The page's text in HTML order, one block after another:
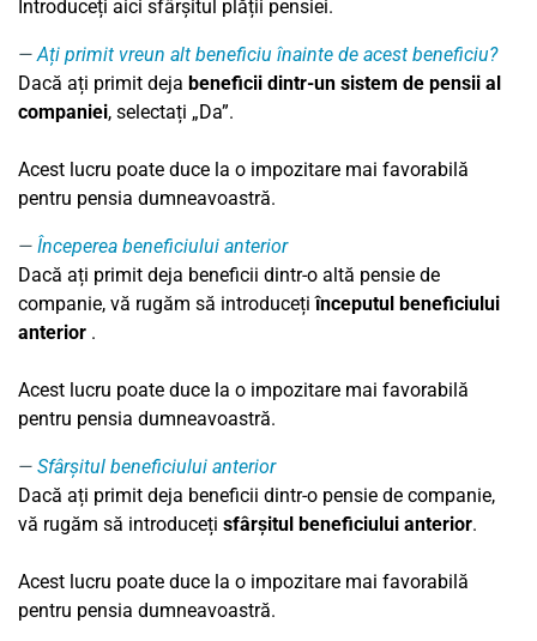
Introduceți aici sfârșitul plății pensiei.
Ați primit vreun alt beneficiu înainte de acest beneficiu?
Dacă ați primit deja beneficii dintr-un sistem de pensii al
companiei, selectați „Da”.
Acest lucru poate duce la o impozitare mai favorabilă
pentru pensia dumneavoastră.
Începerea beneficiului anterior
Dacă ați primit deja beneficii dintr-o altă pensie de
companie, vă rugăm să introducețiînceputul beneficiului
anterior .
Acest lucru poate duce la o impozitare mai favorabilă
pentru pensia dumneavoastră.
Sfârșitul beneficiului anterior
Dacă ați primit deja beneficii dintr-o pensie de companie,
vă rugăm să introduceți sfârșitul beneficiului anterior.
Acest lucru poate duce la o impozitare mai favorabilă
pentru pensia dumneavoastră.